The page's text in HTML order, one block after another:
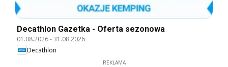
Decathlon Gazetka - Oferta sezonowa
01.08.2026-31.08.2026
Decathlon
REKLAMA